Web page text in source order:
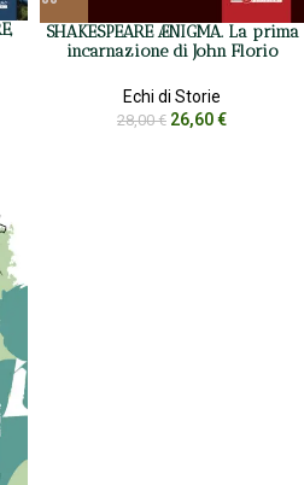
SHAKESPEARE ÆNIGMA. La prima
incarnazione di John Florio
Echi di Storie
28,00€ 26,60€